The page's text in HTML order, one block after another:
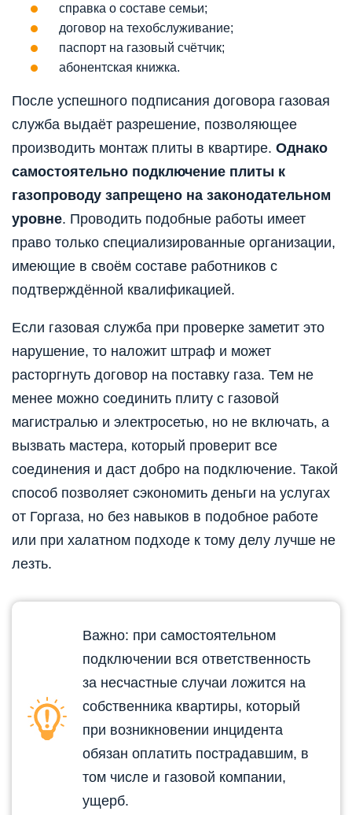
справка о составе семьи;
договор на техобслуживание;
паспорт на газовый счётчик;
абонентская книжка.
После успешного подписания договора газовая
служба выдаёт разрешение, позволяющее
производить монтаж плиты в квартире. Однако
самостоятельно подключение плиты к
газопроводу запрещено на законодательном
уровне. Проводить подобные работы имеет
право только специализированные организации,
имеющие в своём составе работников с
подтверждённой квалификацией.
Если газовая служба при проверке заметит это
нарушение, то наложит штраф и может
расторгнуть договор на поставку газа. Тем не
менее можно соединить плиту с газовой
магистралью и электросетью, но не включать, а
вызвать мастера, который проверит все
соединения и даст добро на подключение. Такой
способ позволяет сэкономить деньги на услугах
от Горгаза, но без навыков в подобное работе
или при халатном подходе к тому делу лучше не
лезть.
Важно: при самостоятельном
подключении вся ответственность
за несчастные случаи ложится на
собственника квартиры, который
при возникновении инцидента
обязан оплатить пострадавшим, в
том числе и газовой компании,
ущерб.